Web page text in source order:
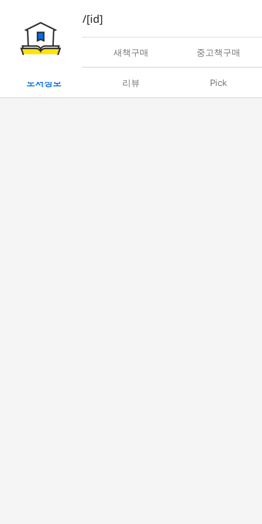
book/rent/[id]
대여 새책구매 중고책구매
도서정보 리뷰 Pick